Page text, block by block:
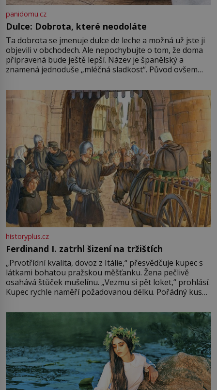
panidomu.cz
Dulce: Dobrota, které neodoláte
Ta dobrota se jmenuje dulce de leche a možná už jste ji
objevili v obchodech. Ale nepochybujte o tom, že doma
připravená bude ještě lepší. Název je španělský a
znamená jednoduše „mléčná sladkost“. Původ ovšem
pře hned několik latinskoamerických zemí a k tomu
Francie, kde se traduje,
historyplus.cz
Ferdinand I. zatrhl šizení na tržištích
„Prvotřídní kvalita, dovoz z Itálie,“ přesvědčuje kupec s
látkami bohatou pražskou měšťanku. Žena pečlivě
osahává štůček mušelínu. „Vezmu si pět loket,“ prohlásí.
Kupec rychle naměří požadovanou délku. Pořádný kus
milostpaní. Stačí jenom na sukni,“ zhodnotí švadlena
množství růžového mušelínu. „Ošidili vás, podívejte.“
Vezme do ruky dřevěnou